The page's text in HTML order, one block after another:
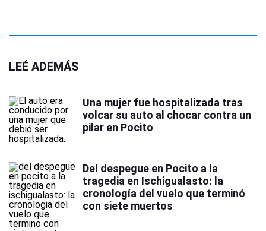
LEÉ ADEMÁS
Una mujer fue hospitalizada tras
volcar su auto al chocar contra un
pilar en Pocito
Del despegue en Pocito a la
tragedia en Ischigualasto: la
cronología del vuelo que terminó
con siete muertos